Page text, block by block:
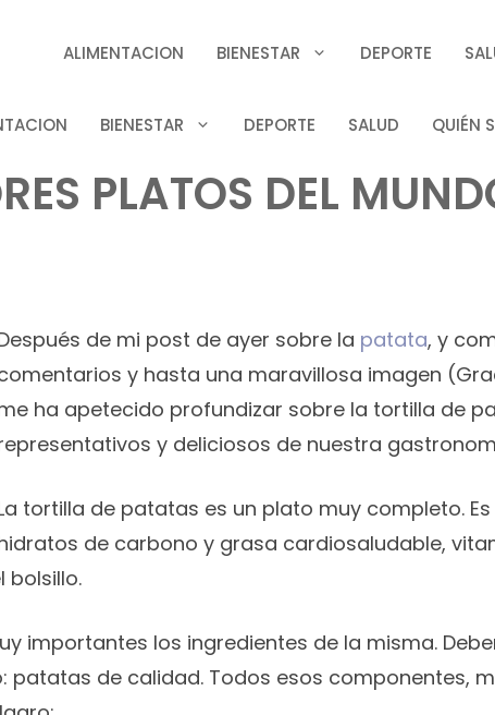
ALIMENTACION BIENESTAR DEPORTE
BIENESTAR DEPORTE SALUD QUIÉN
PLATOS DEL
de mi post de ayer sobre la patata, y
y hasta una maravillosa imagen
ha apetecido profundizar sobre la tortilla de
y deliciosos de nuestra
tortilla de patatas es un plato muy completo.
de carbono y grasa cardiosaludable,
bolsillo.
importantes los ingredientes de la misma.
patatas de calidad. Todos esos componentes,